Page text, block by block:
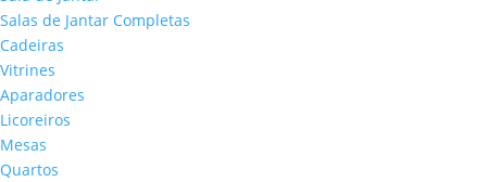
Salas de Jantar Completas
Cadeiras
Vitrines
Aparadores
Licoreiros
Mesas
Quartos